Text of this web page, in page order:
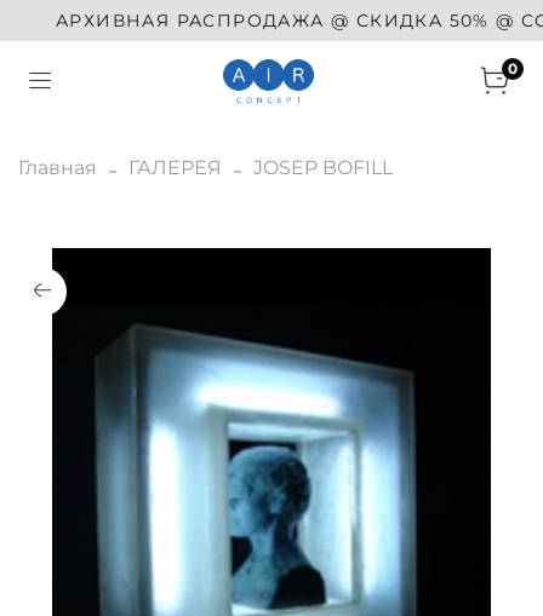
АРХИВНАЯ РАСПРОДАЖА @ СКИДКА 50% @ COMME
0
Главная ГАЛЕРЕЯ JOSEP BOFILL